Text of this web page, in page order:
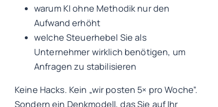
warum KI ohne Methodik nur den
Aufwand erhöht
welche Steuerhebel Sie als
Unternehmer wirklich benötigen, um
Anfragen zu stabilisieren
Keine Hacks. Kein „wir posten 5× pro Woche”.
Sondern ein Denkmodell, das Sie auf Ihr